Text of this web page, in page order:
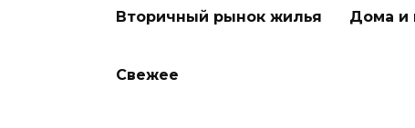
Вторичный рынок жилья Дома и
Свежее